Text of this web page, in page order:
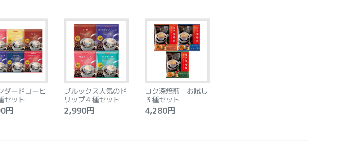
ダードコーヒ
セット
円
ブルックス人気のド
リップ４種セット
2,990円
コク深焙煎 お試し
３種セット
4,280円